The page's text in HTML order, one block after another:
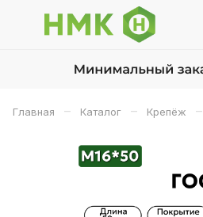
Главная – Каталог – Крепёж –